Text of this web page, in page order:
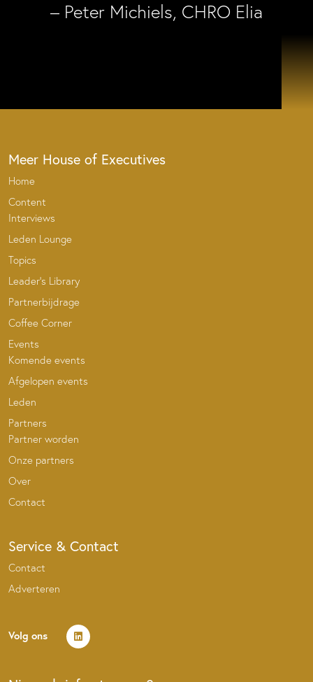
– Peter Michiels, CHRO Elia
Meer House of Executives
Home
Content
Interviews
Leden Lounge
Topics
Leader’s Library
Partnerbijdrage
Coffee Corner
Events
Komende events
Afgelopen events
Leden
Partners
Partner worden
Onze partners
Over
Contact
Service & Contact
Contact
Adverteren
Volg ons